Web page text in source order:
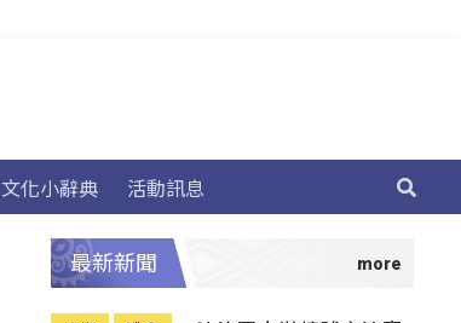
文化小辭典 活動訊息
最新新聞